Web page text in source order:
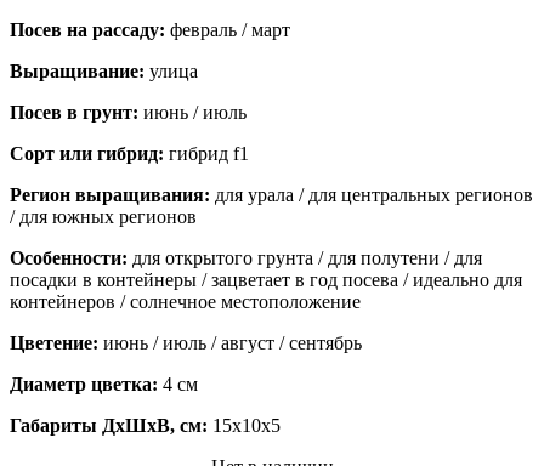
Посев на рассаду: февраль / март
Выращивание: улица
Посев в грунт: июнь / июль
Сорт или гибрид: гибрид f1
Регион выращивания: для урала / для центральных регионов
/ для южных регионов
Особенности: для открытого грунта / для полутени / для
посадки в контейнеры / зацветает в год посева / идеально для
контейнеров / солнечное местоположение
Цветение: июнь / июль / август / сентябрь
Диаметр цветка: 4 см
Габариты ДхШхВ, см: 15x10x5